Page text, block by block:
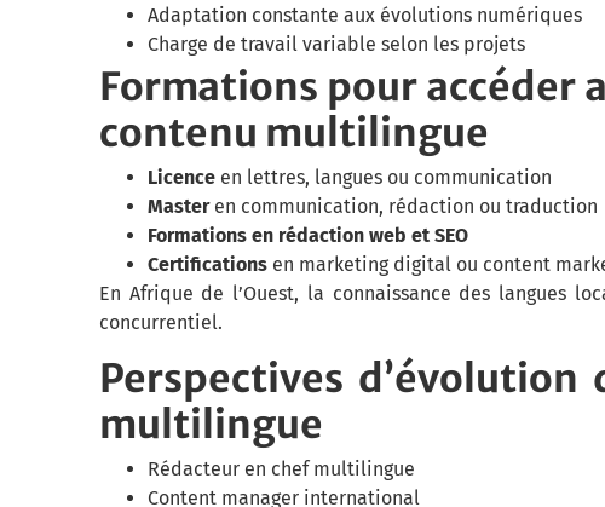
Adaptation constante aux évolutions numériques
Charge de travail variable selon les projets
Formations pour accéder
contenu multilingue
Licence en lettres, langues ou communication
Masteren communication, rédaction ou traduction
Formations en rédaction web et SEO
Certifications en marketing digital ou content
En Afrique de l’Ouest, la connaissance des langues
concurrentiel.
Perspectives
multilingue
Rédacteur en chef multilingue
Content manager international